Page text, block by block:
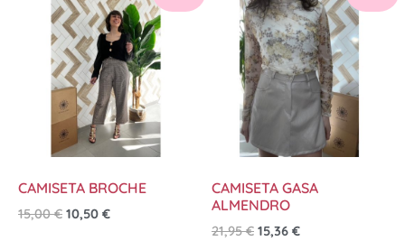
CAMISETA BROCHE
15,00€ 10,50 €
CAMISETA GASA
ALMENDRO
21,95€ 15,36 €